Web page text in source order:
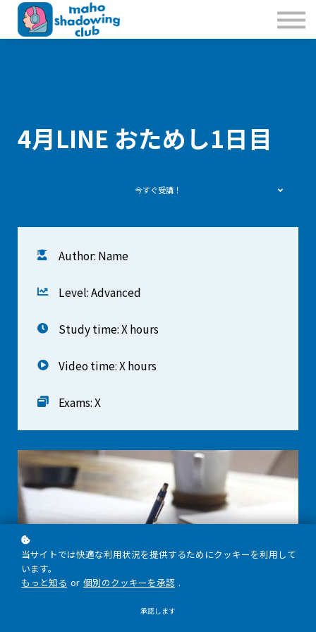
私たちのこと
お問合せ
4月LINE おためし1日目
今すぐ受講！
Author: Name
Level: Advanced
Study time: X hours
Video time: X hours
Exams: X
当サイトでは快適な利用状況を提供するためにクッキーを利用して
います。
もっと知る or 個別のクッキーを承認 .
承認します